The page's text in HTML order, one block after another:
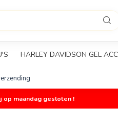
HARLEY DAVIDSON GEL
op maandag gesloten !